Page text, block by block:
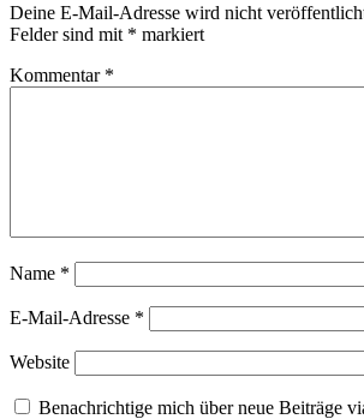
Deine E-Mail-Adresse wird nicht
Felder sind mit * markiert
Kommentar *
Name *
E-Mail-Adresse *
Website
Benachrichtige mich über neue Beiträge